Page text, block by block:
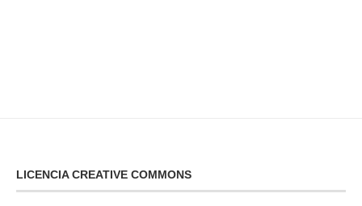
LICENCIA CREATIVE COMMONS